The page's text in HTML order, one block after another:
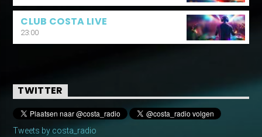
CLUB COSTA LIVE
23:00
TWITTER
Tweets by costa_radio